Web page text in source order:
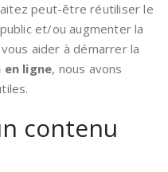
peut-être réutiliser le
et/ou augmenter la
aider à démarrer la
ligne, nous avons
contenu